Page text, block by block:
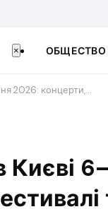
× ОБЩЕСТВО
2026: концерти,…
Києві